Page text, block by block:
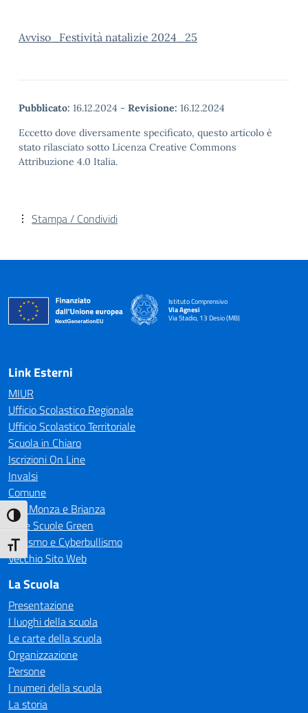
Attiva/disattiva alto contrasto
Attiva/disattiva dimensione testo
Avviso_Festività natalizie 2024_25
Pubblicato: 16.12.2024 - Revisione: 16.12.2024
Eccetto dove diversamente specificato, questo articolo è
stato rilasciato sotto Licenza Creative Commons
Attribuzione 4.0 Italia.
Stampa / Condividi
Istituto Comprensivo
Via Agnesi
Via Stadio, 13 Desio (MB)
— Visita la pagina iniziale della scuola
Link Esterni
MIUR
Ufficio Scolastico Regionale
Ufficio Scolastico Territoriale
Scuola in Chiaro
Iscrizioni On Line
Invalsi
Comune
CTS Monza e Brianza
Rete Scuole Green
Bullismo e Cyberbullismo
Vecchio Sito Web
La Scuola
Presentazione
I luoghi della scuola
Le carte della scuola
Organizzazione
Persone
I numeri della scuola
La storia